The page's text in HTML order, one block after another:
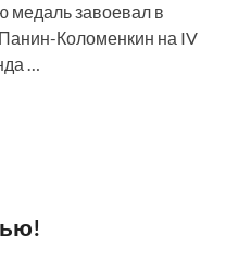
медаль завоевал в
Коломенкин на IV
…